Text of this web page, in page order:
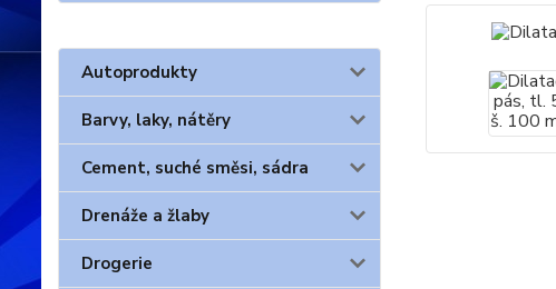
Autoprodukty
Barvy, laky, nátěry
Cement, suché směsi, sádra
Drenáže a žlaby
Drogerie